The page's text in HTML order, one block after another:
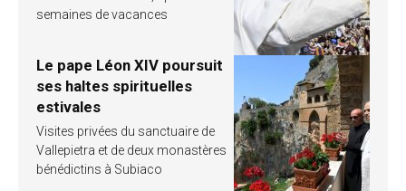
semaines de vacances
Le pape Léon XIV poursuit
ses haltes spirituelles
estivales
Visites privées du sanctuaire de
Vallepietra et de deux monastères
bénédictins à Subiaco